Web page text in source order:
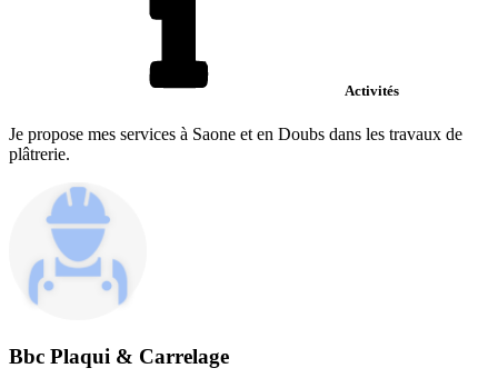
Activités
Je propose mes services à Saone et en Doubs dans les travaux de
plâtrerie.
Bbc Plaqui & Carrelage